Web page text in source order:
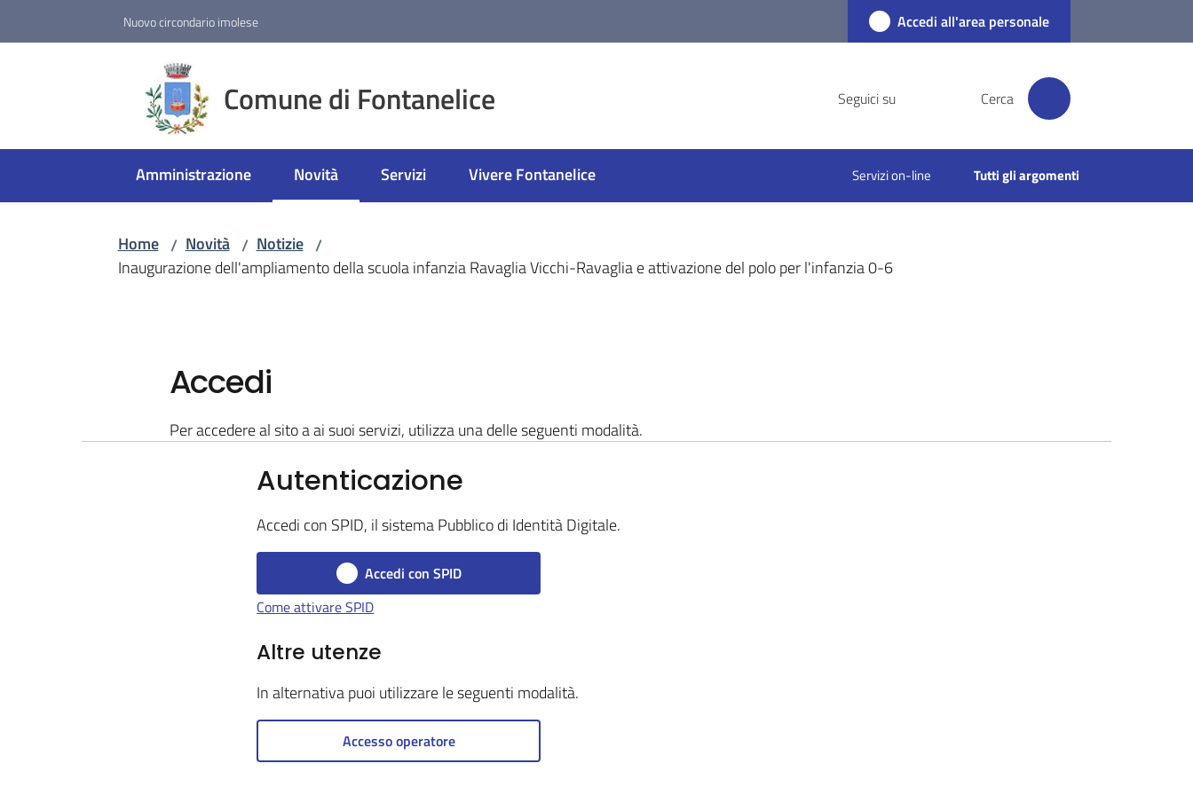
Nuovo circondario imolese Accedi all'area personale
Comune di Fontanelice Seguici su Cerca
Amministrazione Novità
Menu selezionato
Servizi Vivere Fontanelice Servizi on-line Tutti gli argomenti
Home / Novità / Notizie /
Inaugurazione dell'ampliamento della scuola infanzia Ravaglia Vicchi-Ravaglia e attivazione del polo per l'infanzia 0-6
Accedi
Per accedere al sito a ai suoi servizi, utilizza una delle seguenti modalità.
Autenticazione
Accedi con SPID, il sistema Pubblico di Identità Digitale.
Accedi con SPID
Come attivare SPID
Altre utenze
In alternativa puoi utilizzare le seguenti modalità.
Accesso operatore